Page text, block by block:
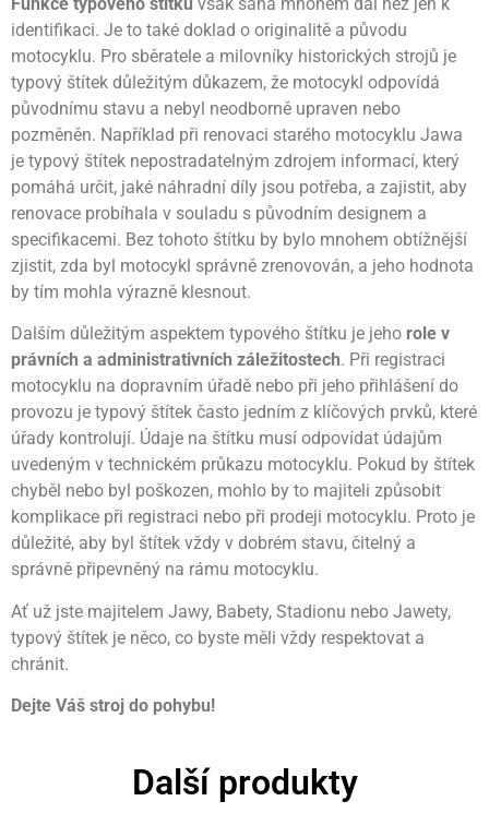
identifikaci. Je to také doklad o originalitě a původu
motocyklu. Pro sběratele a milovníky historických strojů je
typový štítek důležitým důkazem, že motocykl odpovídá
původnímu stavu a nebyl neodborně upraven nebo
pozměněn. Například při renovaci starého motocyklu Jawa
je typový štítek nepostradatelným zdrojem informací, který
pomáhá určit, jaké náhradní díly jsou potřeba, a zajistit, aby
renovace probíhala v souladu s původním designem a
specifikacemi. Bez tohoto štítku by bylo mnohem obtížnější
zjistit, zda byl motocykl správně zrenovován, a jeho hodnota
by tím mohla výrazně klesnout.
Dalším důležitým aspektem typového štítku je jeho role v
právních a administrativních záležitostech. Při registraci
motocyklu na dopravním úřadě nebo při jeho přihlášení do
provozu je typový štítek často jedním z klíčových prvků, které
úřady kontrolují. Údaje na štítku musí odpovídat údajům
uvedeným v technickém průkazu motocyklu. Pokud by štítek
chyběl nebo byl poškozen, mohlo by to majiteli způsobit
komplikace při registraci nebo při prodeji motocyklu. Proto je
důležité, aby byl štítek vždy v dobrém stavu, čitelný a
správně připevněný na rámu motocyklu.
Ať už jste majitelem Jawy, Babety, Stadionu nebo Jawety,
typový štítek je něco, co byste měli vždy respektovat a
chránit.
Dejte Váš stroj do pohybu!
Další produkty